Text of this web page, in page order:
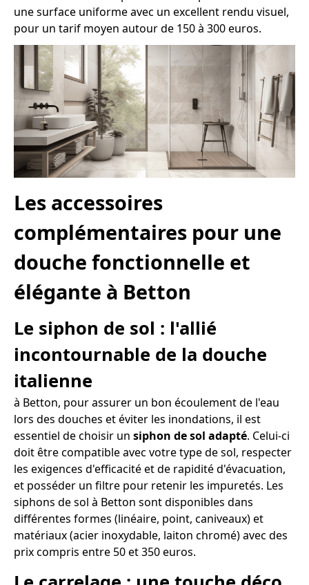
une surface uniforme avec un excellent rendu visuel,
pour un tarif moyen autour de 150 à 300 euros.
Les accessoires
complémentaires pour une
douche fonctionnelle et
élégante à Betton
Le siphon de sol : l'allié
incontournable de la douche
italienne
à Betton, pour assurer un bon écoulement de l'eau
lors des douches et éviter les inondations, il est
essentiel de choisir un siphon de sol adapté. Celui-ci
doit être compatible avec votre type de sol, respecter
les exigences d'efficacité et de rapidité d'évacuation,
et posséder un filtre pour retenir les impuretés. Les
siphons de sol à Betton sont disponibles dans
différentes formes (linéaire, point, caniveaux) et
matériaux (acier inoxydable, laiton chromé) avec des
prix compris entre 50 et 350 euros.